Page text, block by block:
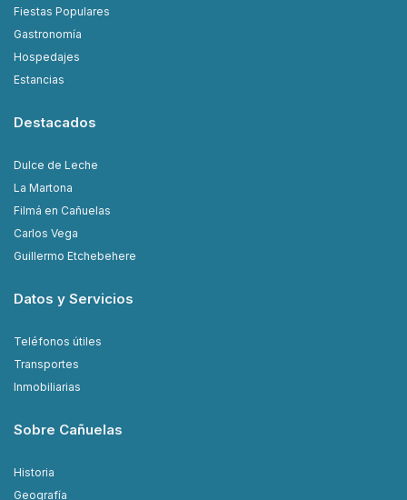
Fiestas Populares
Gastronomía
Hospedajes
Estancias
Destacados
Dulce de Leche
La Martona
Filmá en Cañuelas
Carlos Vega
Guillermo Etchebehere
Datos y Servicios
Teléfonos útiles
Transportes
Inmobiliarias
Sobre Cañuelas
Historia
Geografía